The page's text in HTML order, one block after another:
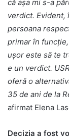
că așa mi s-a
verdict. Evident,
persoana
primar în
ușor este să te
e un verdict.
oferă o
35 de ani de la
afirmat Elena
Decizia a fost